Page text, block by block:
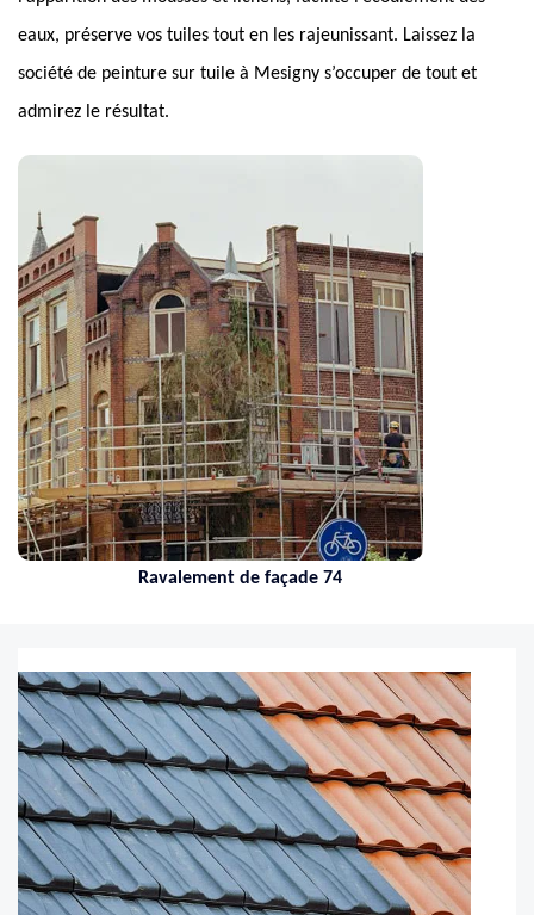
eaux, préserve vos tuiles tout en les rajeunissant. Laissez la
société de peinture sur tuile à Mesigny s’occuper de tout et
admirez le résultat.
Ravalement de façade 74